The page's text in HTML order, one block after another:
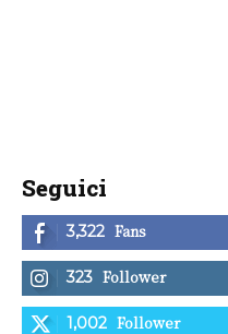
Seguici
3,322 Fans
323 Follower
1,002 Follower